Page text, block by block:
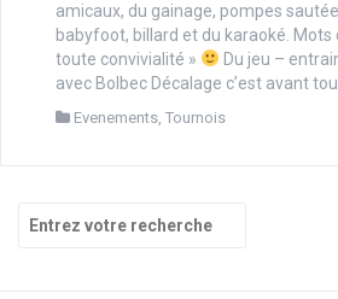
amicaux, du gainage, pompes
babyfoot, billard et du karaoké. Mots
toute convivialité »
Du jeu –
avec Bolbec Décalage c’est avant
Evenements, Tournois
pour